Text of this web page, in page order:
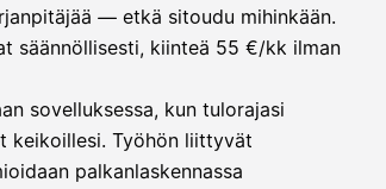
— etkä sitoudu mihinkään.
säännöllisesti, kiinteä 55 €/kk ilman
sovelluksessa, kun tulorajasi
keikoillesi. Työhön liittyvät
palkanlaskennassa